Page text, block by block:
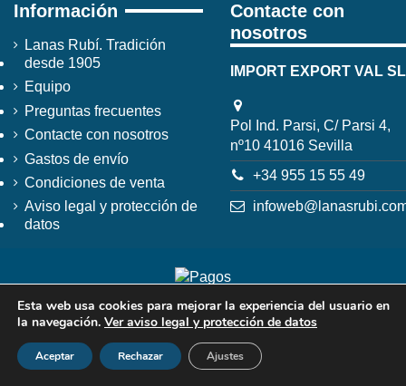
Información
Lanas Rubí. Tradición
desde 1905
Equipo
Preguntas frecuentes
Contacte con nosotros
Gastos de envío
Condiciones de venta
Aviso legal y protección de
datos
Contacte con
nosotros
IMPORT EXPORT VAL SL
Pol Ind. Parsi, C/ Parsi 4,
nº10 41016 Sevilla
+34 955 15 55 49
Esta web usa cookies para mejorar la experiencia del usuario en
la navegación. Ver aviso legal y protección de datos
Aceptar Rechazar Ajustes